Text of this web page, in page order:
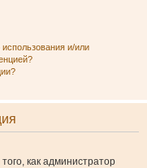
и/или
как администратор